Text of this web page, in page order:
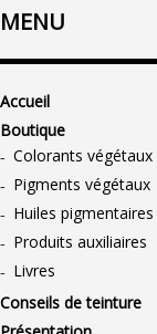
MENU
Accueil
Boutique
Colorants végétaux
Pigments végétaux
Huiles pigmentaires
Produits auxiliaires
Livres
Conseils de teinture